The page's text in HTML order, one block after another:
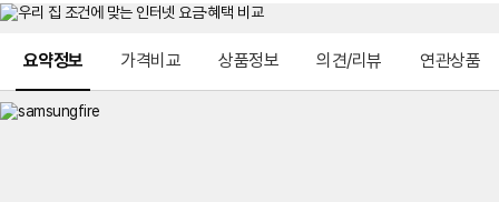
요약정보 가격비교 상품정보 의견/리뷰 연관상품